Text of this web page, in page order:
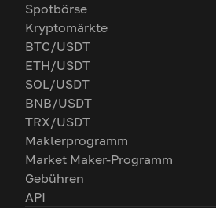
Spotbörse
Kryptomärkte
BTC/USDT
ETH/USDT
SOL/USDT
BNB/USDT
TRX/USDT
Maklerprogramm
Market Maker-Programm
Gebühren
API